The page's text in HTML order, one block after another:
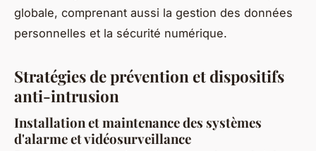
globale, comprenant aussi la gestion des données
personnelles et la sécurité numérique.
Stratégies de prévention et dispositifs
anti-intrusion
Installation et maintenance des systèmes
d'alarme et vidéosurveillance